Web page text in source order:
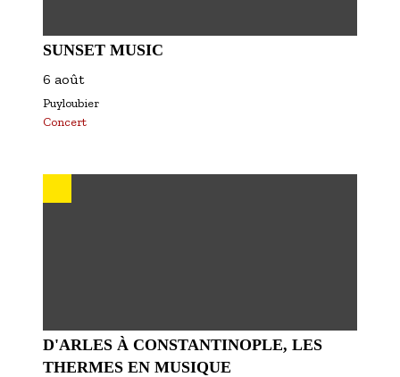
SUNSET MUSIC
6 août
Puyloubier
Concert
D'ARLES À CONSTANTINOPLE, LES
THERMES EN MUSIQUE